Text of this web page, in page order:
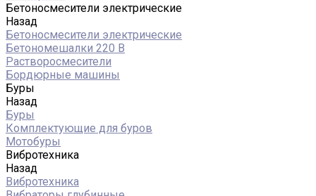
Бетоносмесители электрические
Назад
Бетоносмесители электрические
Бетономешалки 220 В
Растворосмесители
Бордюрные машины
Буры
Назад
Буры
Комплектующие для буров
Мотобуры
Вибротехника
Назад
Вибротехника